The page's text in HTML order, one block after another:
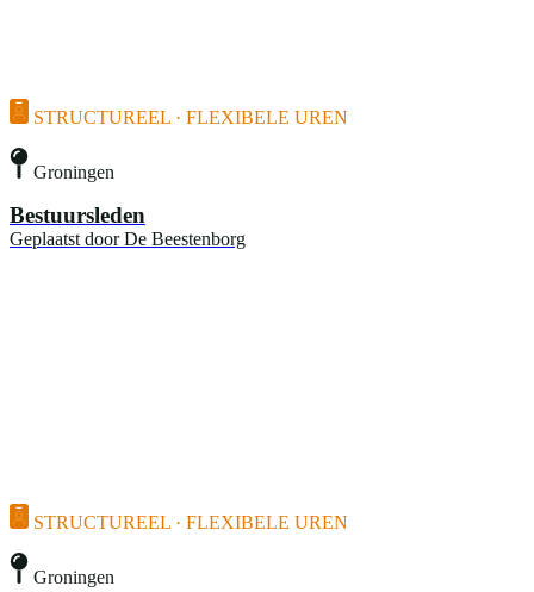
STRUCTUREEL · FLEXIBELE UREN
Groningen
Bestuursleden
Geplaatst door De Beestenborg
STRUCTUREEL · FLEXIBELE UREN
Groningen